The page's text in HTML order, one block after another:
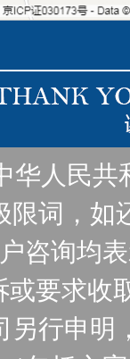
华人民
限词，
咨询均
要求收
另行申